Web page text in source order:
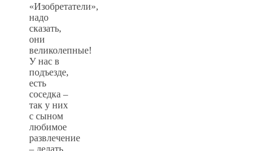
«Изобретатели»,
надо
сказать,
они
великолепные!
У нас в
подъезде,
есть
соседка –
так у них
с сыном
любимое
развлечение
– делать